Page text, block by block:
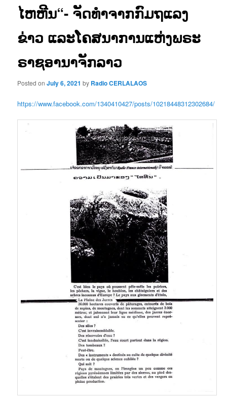
ໄຫຫີນ“- ຈັດທຳຈາກກົມຖແລງ
ຂ່າວ ແລະໂຄສນາການແຫ່ງພຣະ
ຣາຊອານາຈັກລາວ
Posted onJuly 6, 2021 by Radio CERLALAOS
https://www.facebook.com/1340410427/posts/10218448312302684/